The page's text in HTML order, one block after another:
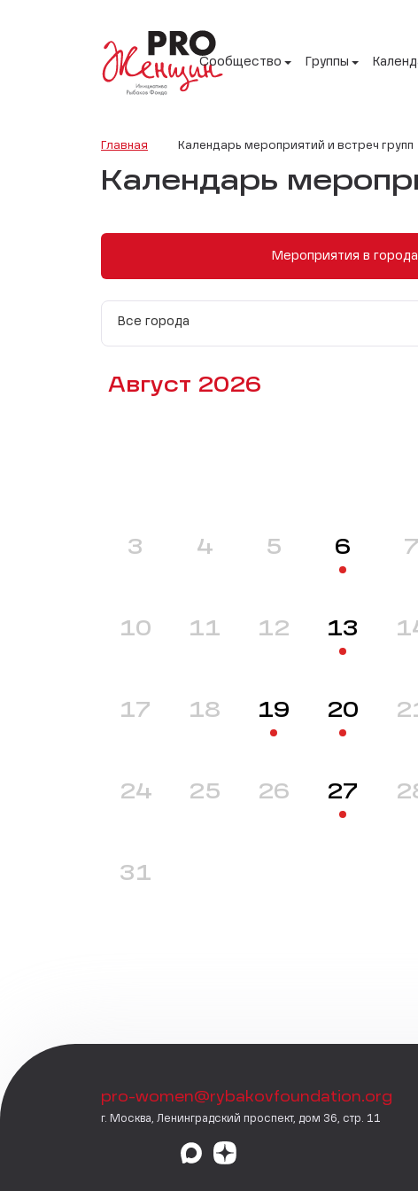
Сообщество Группы
Главная Календарь мероприятий и встреч групп
Календарь
Мероприятия в
Все города
Август 2026
3 4 5 6 7
10 11 12 13
17 18 19 20
24 25 26 27
31
pro-women@rybakovfoundation.org
г. Москва, Ленинградский проспект, дом 36, стр. 11